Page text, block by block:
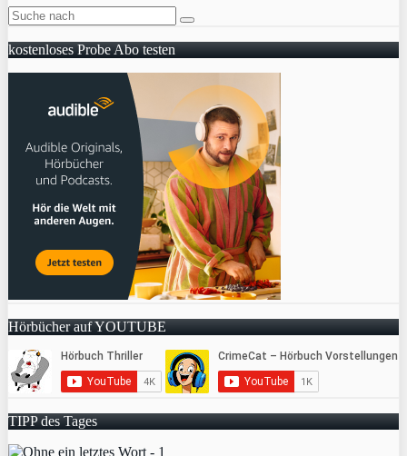
kostenloses Probe Abo testen
Hörbücher auf YOUTUBE
TIPP des Tages